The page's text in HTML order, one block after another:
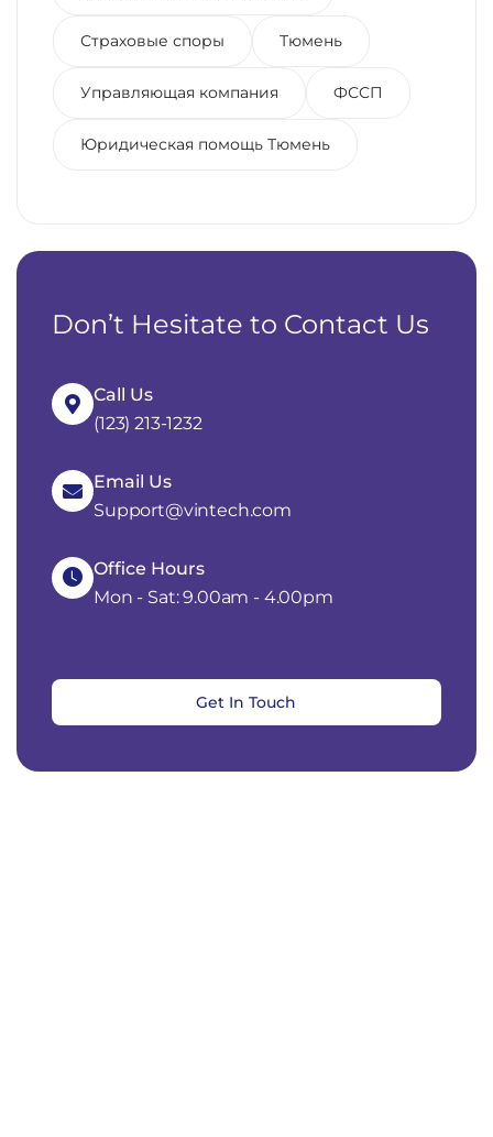
Страховые споры Тюмень
Управляющая компания ФССП
Юридическая помощь Тюмень
Don’t Hesitate to Contact Us
Call Us
(123) 213-1232
Email Us
Support@vintech.com
Office Hours
Mon - Sat: 9.00am - 4.00pm